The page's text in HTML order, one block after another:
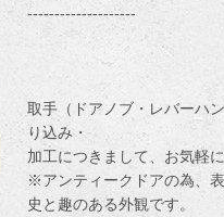
--------------------
取手（ドアノブ・レバーハ
り込み・
加工につきまして、お気軽
※アンティークドアの為、
史と趣のある外観です。